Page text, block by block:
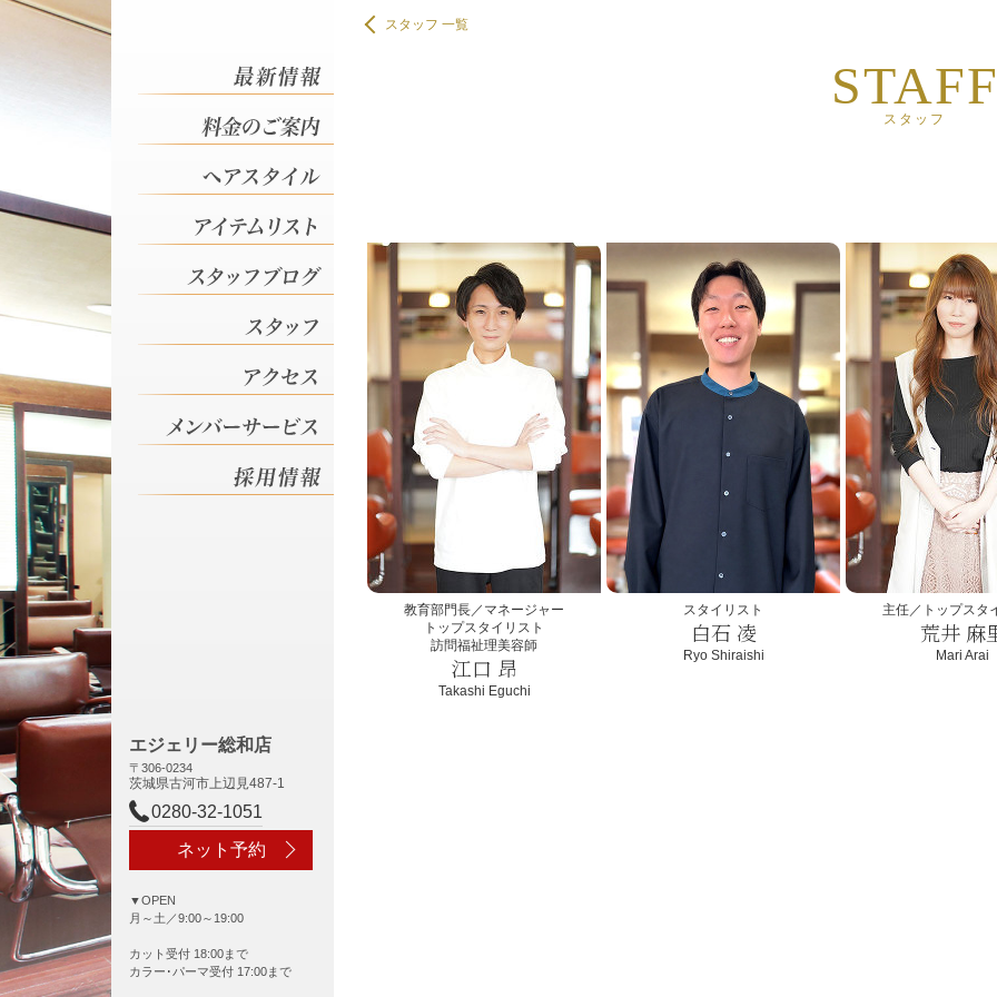
スタッフ 古河市の美容室 エジェリー総和店（茨城県）のブログ
スタッフ 古河市の美容室 エジェリー総和店（茨城県）のスタッフ
スタッフ 古河市の美容室 エジェリー総和店（茨城県）のアクセス
スタッフ 古河市の美容室 エジェリー総和店（茨城県）のメンバーサービス
スタッフ 古河市の美容室 エジェリー総和店（茨城県）の採用情報
エジェリー総和店
〒306-0234
茨城県古河市上辺見487-1
0280-32-1051
ネット予約
▼OPEN
月～土／9:00～19:00
カット受付 18:00まで
カラー･パーマ受付 17:00まで
スタッフ
スタッフ 一覧
教育部門長／マネージャー
トップスタイリスト
訪問福祉理美容師
江口 昂
Takashi Eguchi
スタイリスト
白石 凌
Ryo Shiraishi
主任／トップスタ
荒井 麻
Mari Arai